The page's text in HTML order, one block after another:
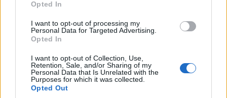
Opted In
I want to opt-out of processing my
Personal Data for Targeted Advertising.
Opted In
I want to opt-out of Collection, Use,
Retention, Sale, and/or Sharing of my
Personal Data that Is Unrelated with the
Purposes for which it was collected.
Opted Out